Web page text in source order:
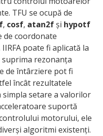
TFU se ocupă de
, cosf, atan2fși hypotf
de coordonate
poate fi aplicată la
suprima rezonanța
de întârziere pot fi
încât rezultatele
setare a valorilor
suportă
motorului, ele
algoritmi existenți.